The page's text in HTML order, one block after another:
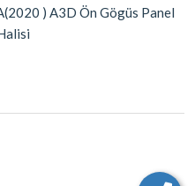
) A3D Ön Gögüs Panel